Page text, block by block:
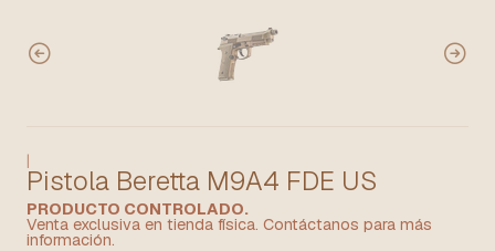
|
Pistola Beretta M9A4 FDE US
PRODUCTO CONTROLADO.
Venta exclusiva en tienda física. Contáctanos para más
información.